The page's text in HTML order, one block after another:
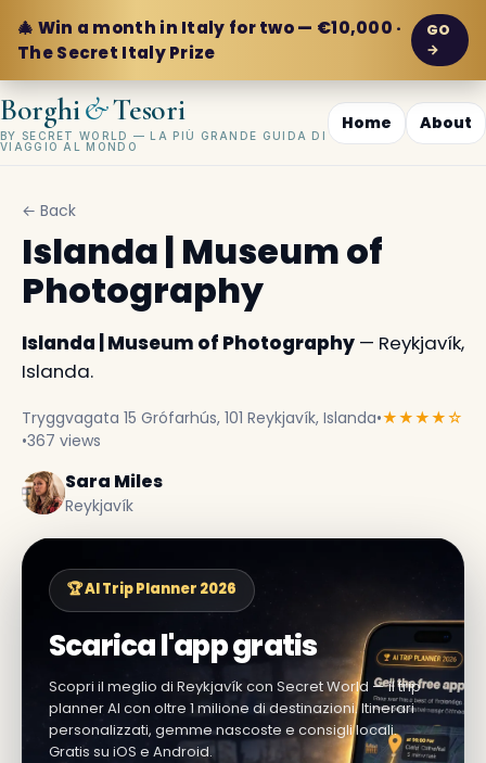
🎄 Win a month in Italy for two — €10,000 ·
The Secret Italy Prize
GO
→
Borghi&Tesori
BY SECRET WORLD — LA PIÙ GRANDE GUIDA DI
VIAGGIO AL MONDO
Home About
← Back
Islanda | Museum of
Photography
Islanda | Museum of Photography — Reykjavík,
Islanda.
Tryggvagata 15 Grófarhús, 101 Reykjavík, Islanda•★★★★☆
•367 views
Sara Miles
Reykjavík
🏆 AI Trip Planner 2026
Scarica l'app gratis
Scopri il meglio di Reykjavík con Secret World — il trip
planner AI con oltre 1 milione di destinazioni. Itinerari
personalizzati, gemme nascoste e consigli locali.
Gratis su iOS e Android.